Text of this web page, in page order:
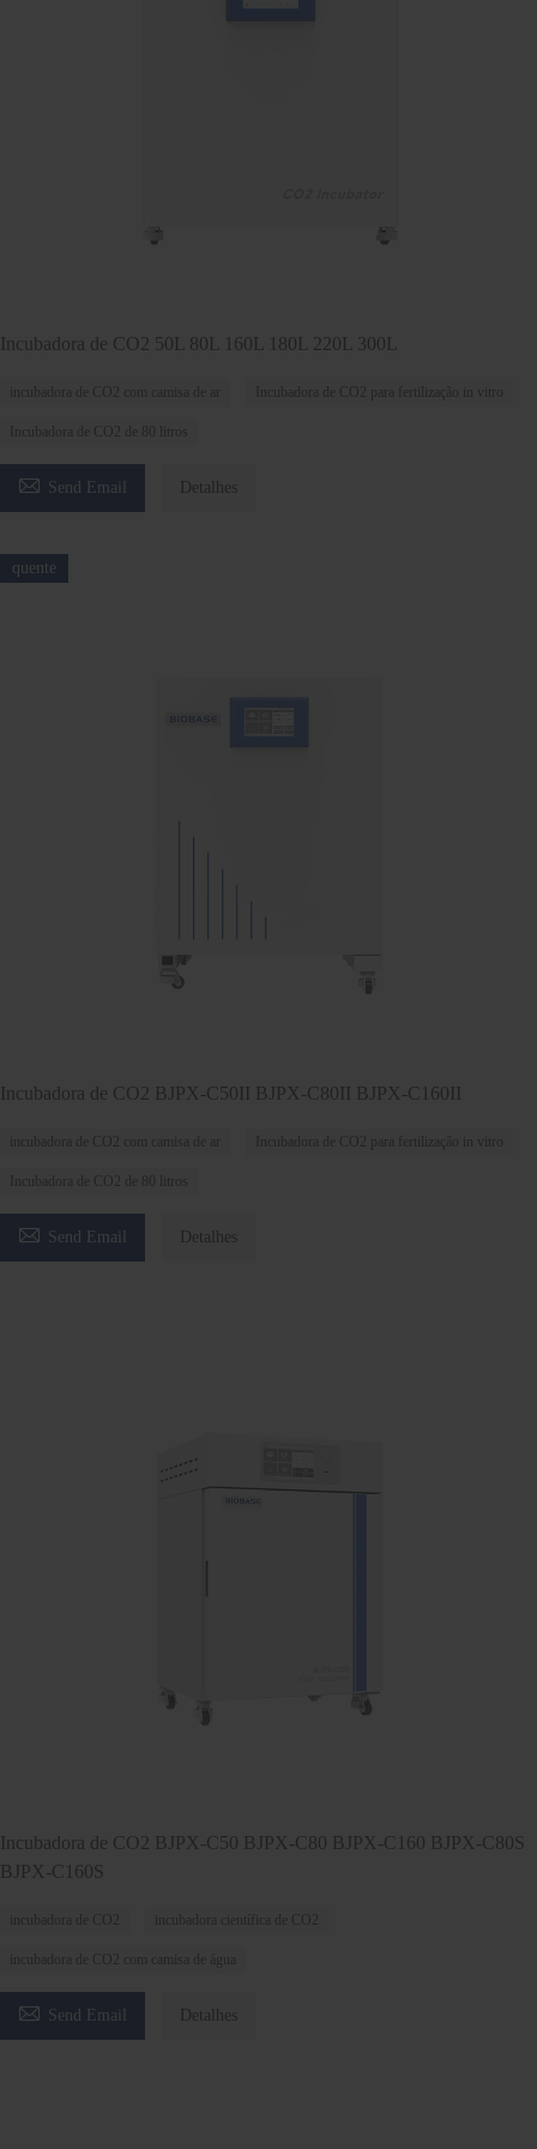
Incubadora de CO2 50L 80L 160L 180L 220L 300L
incubadora de CO2 com camisa de ar Incubadora de CO2 para fertilização in vitro
Incubadora de CO2 de 80 litros
 Send Email Detalhes
quente
Incubadora de CO2 BJPX-C50II BJPX-C80II BJPX-C160II
incubadora de CO2 com camisa de ar Incubadora de CO2 para fertilização in vitro
Incubadora de CO2 de 80 litros
 Send Email Detalhes
Incubadora de CO2 BJPX-C50 BJPX-C80 BJPX-C160 BJPX-C80S
BJPX-C160S
incubadora de CO2 incubadora científica de CO2
incubadora de CO2 com camisa de água
 Send Email Detalhes